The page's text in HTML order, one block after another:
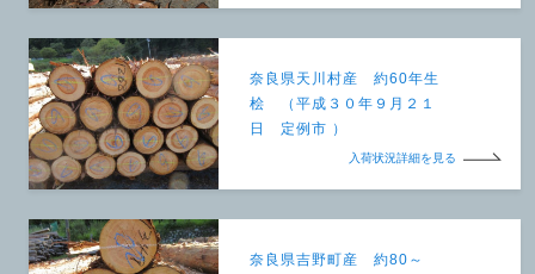
奈良県天川村産 約60年生
桧 （平成３０年９月２１
日 定例市 ）
入荷状況詳細を見る
奈良県吉野町産 約80～